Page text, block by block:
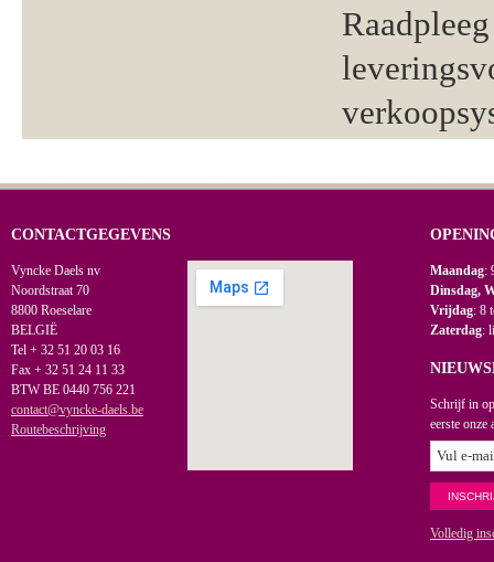
CONTACTGEGEVENS
Vyncke Daels nv
Noordstraat 70
8800 Roeselare
BELGIË
Tel + 32 51 20 03 16
Fax + 32 51 24 11 33
BTW BE 0440 756 221
contact@vyncke-daels.be
Routebeschrijving
Maandag:
Dinsdag,
Vrijdag: 8
Zaterdag:
Schrijf in
eerste onze
Volledig